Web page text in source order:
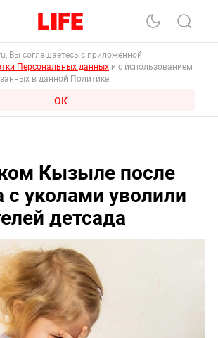
Вы соглашаетесь с приложенной
Персональных данных и с использованием
в данной Политике.
ОК
Кызыле после
с уколами уволили
детсада